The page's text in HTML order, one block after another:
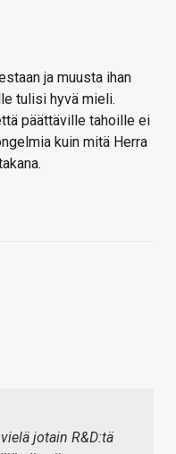
ja muusta ihan
tulisi hyvä mieli.
päättäville tahoille ei
kuin mitä Herra
jotain R&D:tä